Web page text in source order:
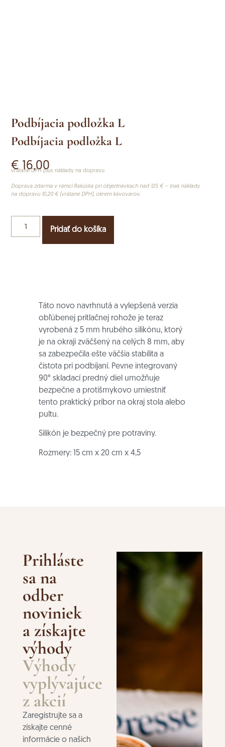
Podbíjacia podložka L
Podbíjacia podložka L
€16,00
vrátane DPH plus náklady na dopravu
Doprava zdarma v rámci Rakúska pri objednávkach nad 125 € – inak náklady
na dopravu 10,20 € (vrátane DPH), okrem kávovarov.
Pridať do košíka
Táto novo navrhnutá a vylepšená verzia
obľúbenej prítlačnej rohože je teraz
vyrobená z 5 mm hrubého silikónu, ktorý
je na okraji zväčšený na celých 8 mm, aby
sa zabezpečila ešte väčšia stabilita a
čistota pri podbíjaní. Pevne integrovaný
90° skladací predný diel umožňuje
bezpečne a protišmykovo umiestniť
tento praktický príbor na okraj stola alebo
pultu.
Silikón je bezpečný pre potraviny.
Rozmery: 15 cm x 20 cm x 4,5
Prihláste
sa na
odber
noviniek
a získajte
výhody
Výhody
vyplývajúce
z akcií
Zaregistrujte sa a
získajte cenné
informácie o našich